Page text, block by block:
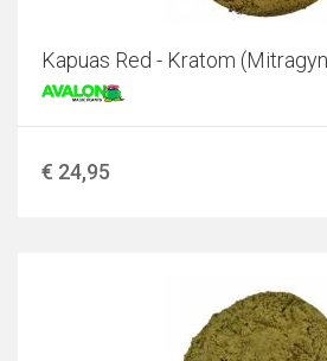
Kapuas Red - Kratom
€ 24,95